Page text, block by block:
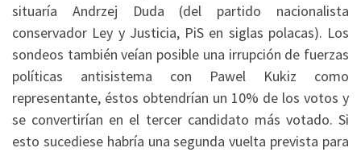
situaría Andrzej Duda (del partido nacionalista
conservador Ley y Justicia, PiS en siglas polacas). Los
sondeos también veían posible una irrupción de fuerzas
políticas antisistema con Pawel Kukiz como
representante, éstos obtendrían un 10% de los votos y
se convertirían en el tercer candidato más votado. Si
esto sucediese habría una segunda vuelta prevista para